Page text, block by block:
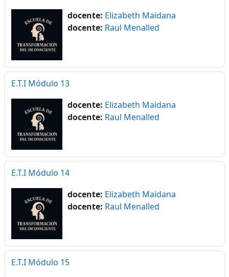
docente: Elizabeth Maidana
docente: Raul Menalled
E.T.I Módulo 13
docente: Elizabeth Maidana
docente: Raul Menalled
E.T.I Módulo 14
docente: Elizabeth Maidana
docente: Raul Menalled
E.T.I Módulo 15